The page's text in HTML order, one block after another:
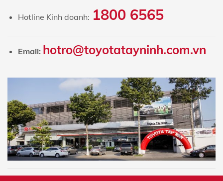
Hotline Kinh doanh: 1800 6565
Email: hotro@toyotatayninh.com.vn